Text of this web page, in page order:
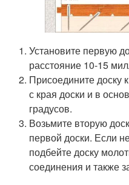
Установите первую
расстояние 10-15
Присоедините доску
с края доски и в
градусов.
Возьмите вторую
первой доски. Если
подбейте доску
соединения и также